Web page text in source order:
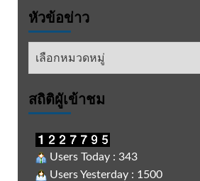
หัวข้อข่าว
หัวข้อ
สถิติผูัเข้าชม
Users Today : 343
Users Yesterday : 1500